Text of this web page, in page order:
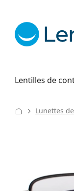
Lentilles de
Solutions
Comment
Lunettes